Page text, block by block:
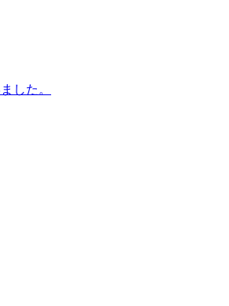
した。